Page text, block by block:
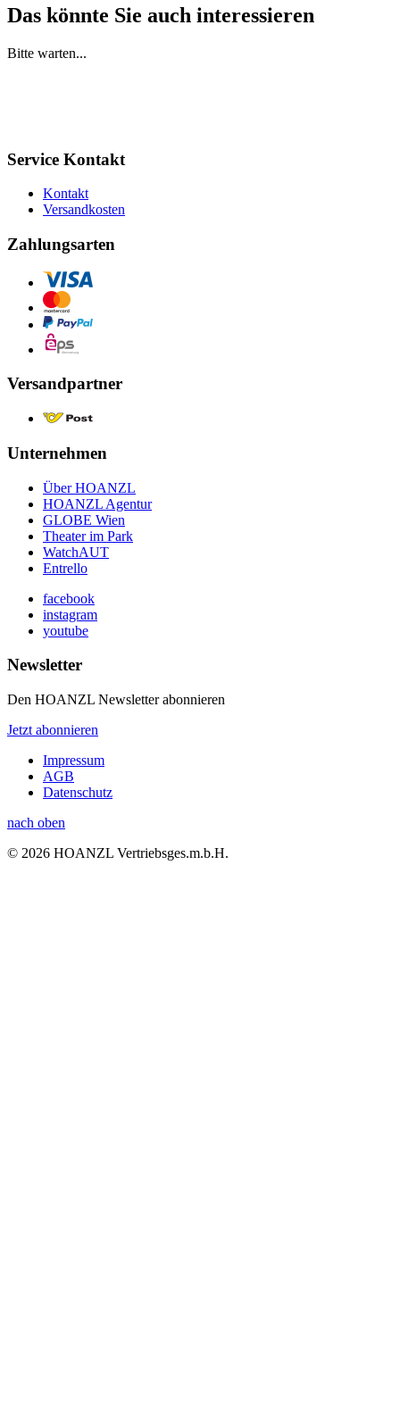
Das könnte Sie auch interessieren
Bitte warten...
Service Kontakt
Kontakt
Versandkosten
Zahlungsarten
Versandpartner
Unternehmen
Über HOANZL
HOANZL Agentur
GLOBE Wien
Theater im Park
WatchAUT
Entrello
facebook
instagram
youtube
Newsletter
Den HOANZL Newsletter abonnieren
Jetzt abonnieren
Impressum
AGB
Datenschutz
nach oben
© 2026 HOANZL Vertriebsges.m.b.H.